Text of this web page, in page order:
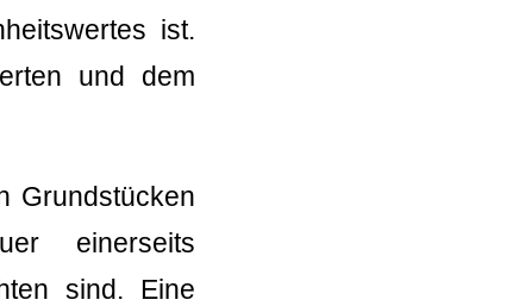
ist.
und dem
Grundstücken
einerseits
sind. Eine